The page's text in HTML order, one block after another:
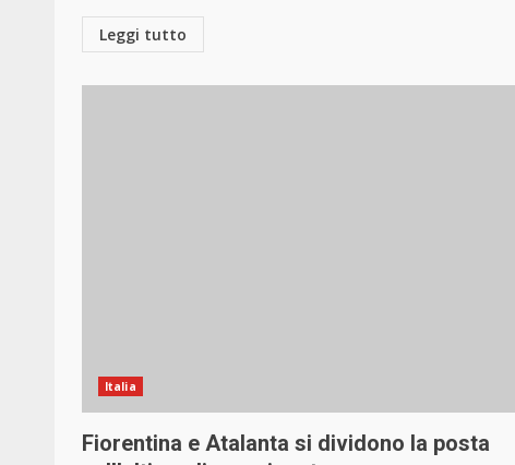
Leggi tutto
Italia
Fiorentina e Atalanta si dividono la posta